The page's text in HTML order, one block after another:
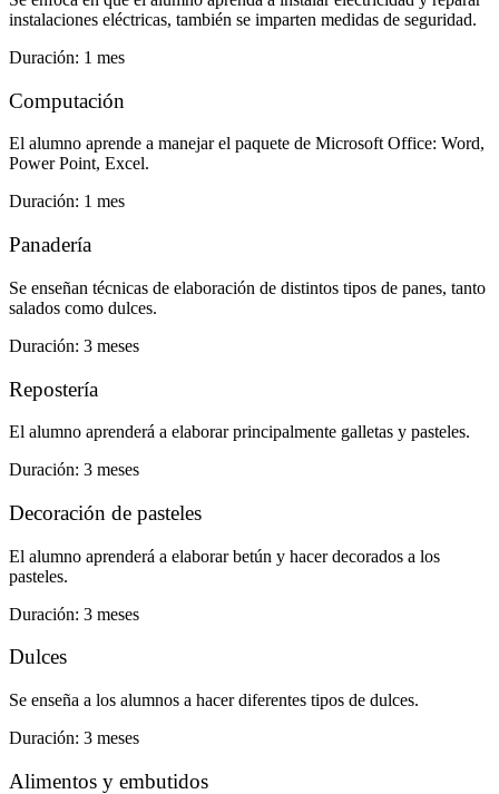
instalaciones eléctricas, también se imparten medidas de seguridad.
Duración: 1 mes
Computación
El alumno aprende a manejar el paquete de Microsoft Office: Word,
Power Point, Excel.
Duración: 1 mes
Panadería
Se enseñan técnicas de elaboración de distintos tipos de panes, tanto
salados como dulces.
Duración: 3 meses
Repostería
El alumno aprenderá a elaborar principalmente galletas y pasteles.
Duración: 3 meses
Decoración de pasteles
El alumno aprenderá a elaborar betún y hacer decorados a los
pasteles.
Duración: 3 meses
Dulces
Se enseña a los alumnos a hacer diferentes tipos de dulces.
Duración: 3 meses
Alimentos y embutidos